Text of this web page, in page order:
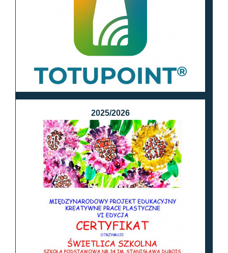
2025/2026